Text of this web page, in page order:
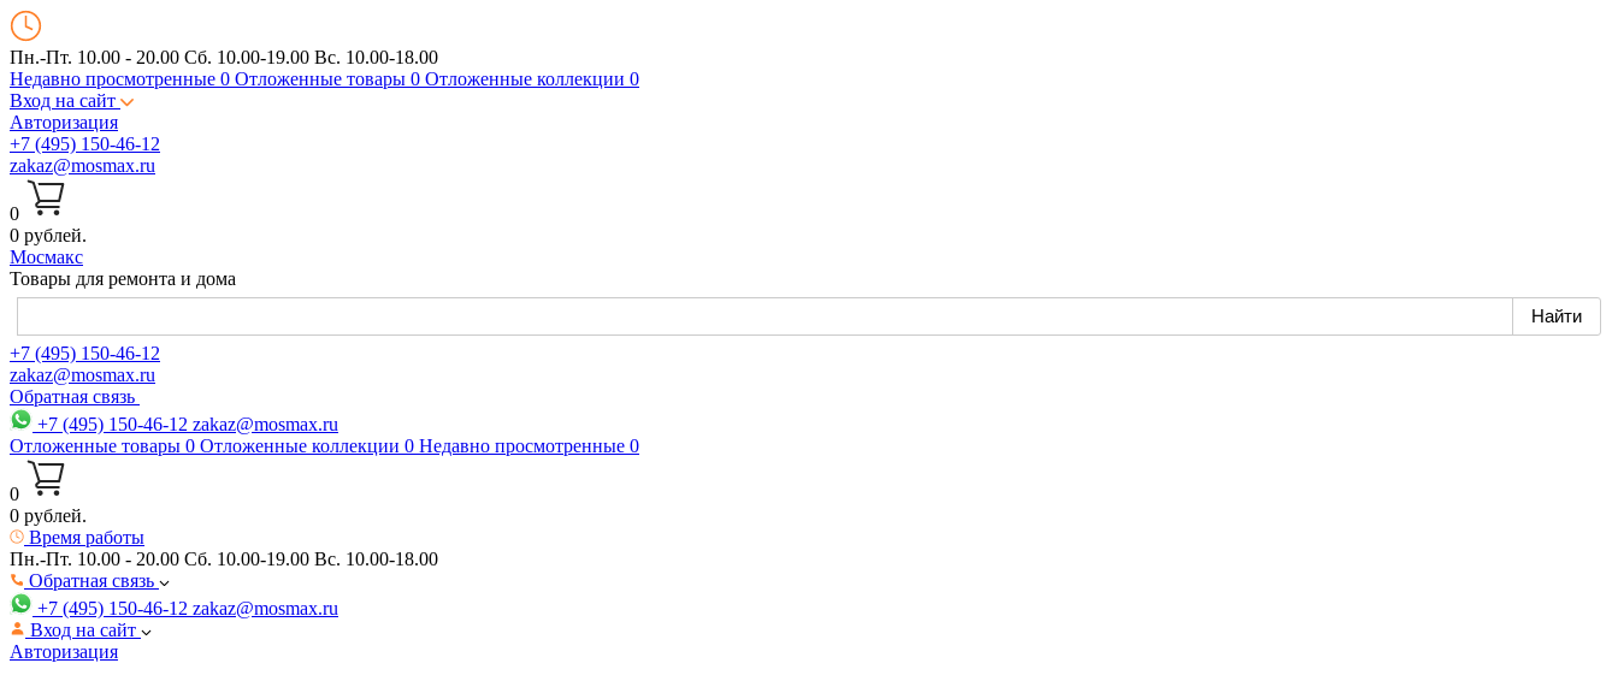
Пн.-Пт. 10.00 - 20.00 Сб. 10.00-19.00 Вс. 10.00-18.00
Недавно просмотренные 0 Отложенные товары 0 Отложенные коллекции 0
Вход на сайт
Авторизация
+7 (495) 150-46-12
zakaz@mosmax.ru
0
0 рублей.
Мосмакс
Товары для ремонта и дома
+7 (495) 150-46-12
zakaz@mosmax.ru
Обратная связь
+7 (495) 150-46-12 zakaz@mosmax.ru
Отложенные товары 0 Отложенные коллекции 0 Недавно просмотренные 0
0
0 рублей.
Время работы
Пн.-Пт. 10.00 - 20.00 Сб. 10.00-19.00 Вс. 10.00-18.00
Обратная связь
+7 (495) 150-46-12 zakaz@mosmax.ru
Вход на сайт
Авторизация